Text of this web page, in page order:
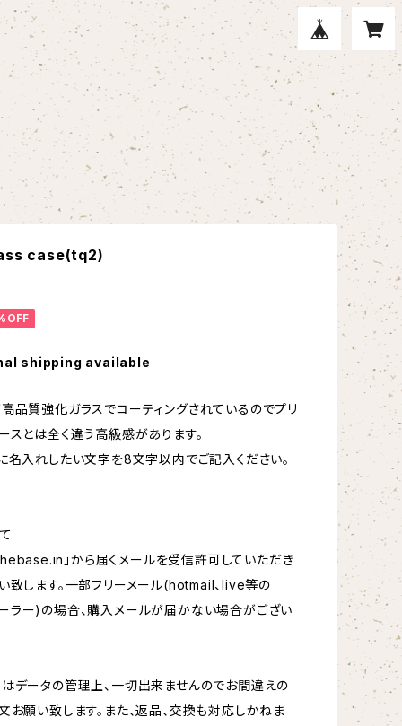
case(tq2)
shipping available
品質強化ガラスでコーティングされているのでプリ
スとは全く違う高級感があります。
名入れしたい文字を8文字以内でご記入ください。
」から届くメールを受信許可していただき
致します。一部フリーメール(hotmail、live等の
ー)の場合、購入メールが届かない場合がござい
データの管理上、一切出来ませんのでお間違えの
お願い致します。また、返品、交換も対応しかねま